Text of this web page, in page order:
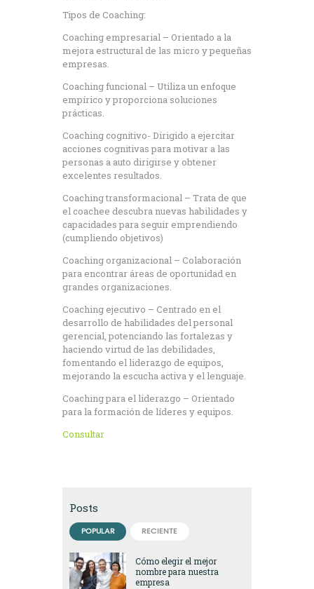
Tipos de Coaching:
Coaching empresarial – Orientado a la
mejora estructural de las micro y pequeñas
empresas.​
Coaching funcional – Utiliza un enfoque
empírico y proporciona soluciones
prácticas.
Coaching cognitivo- Dirigido a ejercitar
acciones cognitivas para motivar a las
personas a auto dirigirse y obtener
excelentes resultados.
Coaching transformacional – Trata de que
el coachee descubra nuevas habilidades y
capacidades para seguir emprendiendo
(cumpliendo objetivos)
Coaching organizacional – Colaboración
para encontrar áreas de oportunidad en
grandes organizaciones.
Coaching ejecutivo – Centrado en el
desarrollo de habilidades del personal
gerencial, potenciando las fortalezas y
haciendo virtud de las debilidades,
fomentando el liderazgo de equipos,
mejorando la escucha activa y el lenguaje.
Coaching para el liderazgo – Orientado
para la formación de líderes y equipos.
Consultar
Posts
POPULAR RECIENTE
Cómo elegir el mejor
nombre para nuestra
empresa